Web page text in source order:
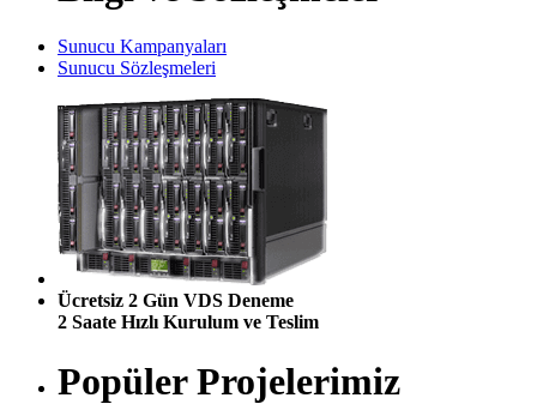
Sunucu Kampanyaları
Sunucu Sözleşmeleri
Ücretsiz 2 Gün VDS Deneme
2 Saate Hızlı Kurulum ve Teslim
Popüler Projelerimiz